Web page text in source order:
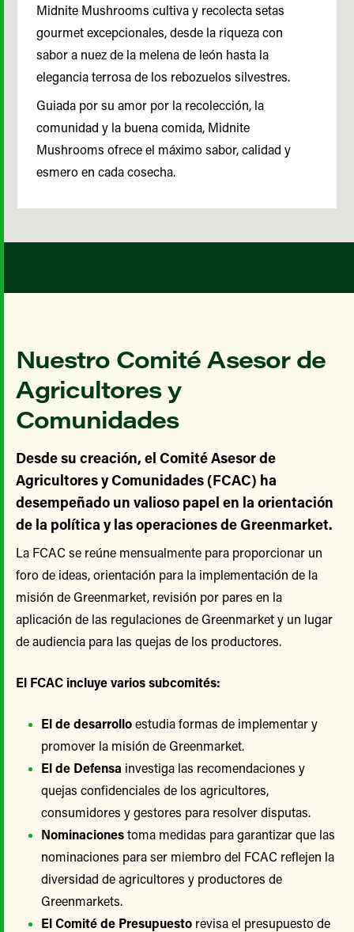
Nuestro Comité Asesor de
Agricultores y
Comunidades
Desde su creación, el Comité Asesor de
Agricultores y Comunidades (FCAC) ha
desempeñado un valioso papel en la orientación
de la política y las operaciones de Greenmarket.
La FCAC se reúne mensualmente para proporcionar un
foro de ideas, orientación para la implementación de la
misión de Greenmarket, revisión por pares en la
aplicación de las regulaciones de Greenmarket y un lugar
de audiencia para las quejas de los productores.
El FCAC incluye varios subcomités:
El de desarrolloestudia formas de implementar y
promover la misión de Greenmarket.
El de Defensa investiga las recomendaciones y
quejas confidenciales de los agricultores,
consumidores y gestores para resolver disputas.
Nominacionestoma medidas para garantizar que las
nominaciones para ser miembro del FCAC reflejen la
diversidad de agricultores y productores de
Greenmarkets.
El Comité de Presupuesto revisa el presupuesto de
Midnite Mushrooms cultiva y recolecta setas
gourmet excepcionales, desde la riqueza con
sabor a nuez de la melena de león hasta la
elegancia terrosa de los rebozuelos silvestres.
Guiada por su amor por la recolección, la
comunidad y la buena comida, Midnite
Mushrooms ofrece el máximo sabor, calidad y
esmero en cada cosecha.